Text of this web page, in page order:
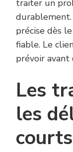
traiter un
durablement.
précise dès
fiable. Le
prévoir
Les
les
courts